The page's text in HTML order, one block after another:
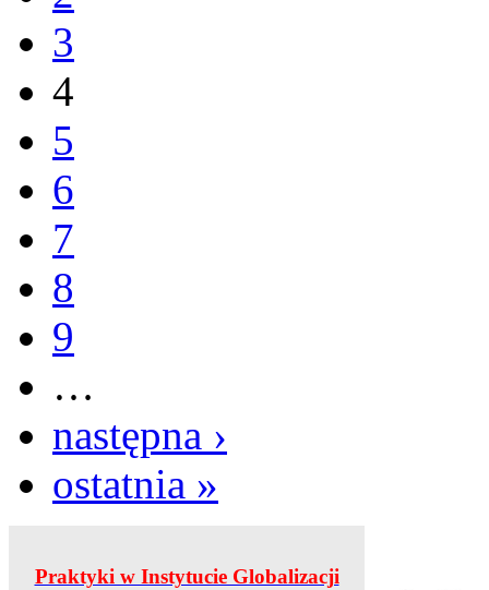
3
4
5
6
7
8
9
…
następna ›
ostatnia »
Praktyki w Instytucie Globalizacji